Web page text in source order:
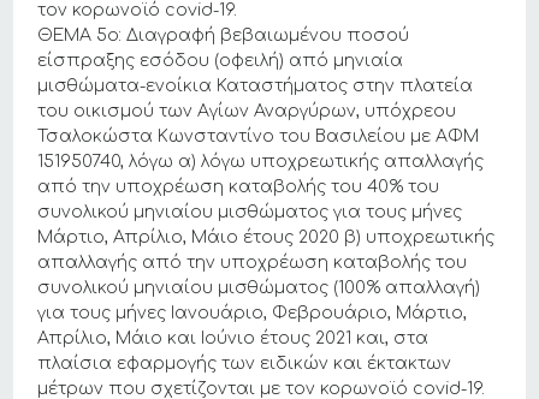
τον κορωνοϊό covid-19.
ΘΕΜΑ 5ο: Διαγραφή βεβαιωμένου ποσού
είσπραξης εσόδου (οφειλή) από μηνιαία
μισθώματα-ενοίκια Καταστήματος στην πλατεία
του οικισμού των Αγίων Αναργύρων, υπόχρεου
Τσαλοκώστα Κωνσταντίνο του Βασιλείου με ΑΦΜ
151950740, λόγω α) λόγω υποχρεωτικής απαλλαγής
από την υποχρέωση καταβολής του 40% του
συνολικού μηνιαίου μισθώματος για τους μήνες
Μάρτιο, Απρίλιο, Μάιο έτους 2020 β) υποχρεωτικής
απαλλαγής από την υποχρέωση καταβολής του
συνολικού μηνιαίου μισθώματος (100% απαλλαγή)
για τους μήνες Ιανουάριο, Φεβρουάριο, Μάρτιο,
Απρίλιο, Μάιο και Ιούνιο έτους 2021 και, στα
πλαίσια εφαρμογής των ειδικών και έκτακτων
μέτρων που σχετίζονται με τον κορωνοϊό covid-19.